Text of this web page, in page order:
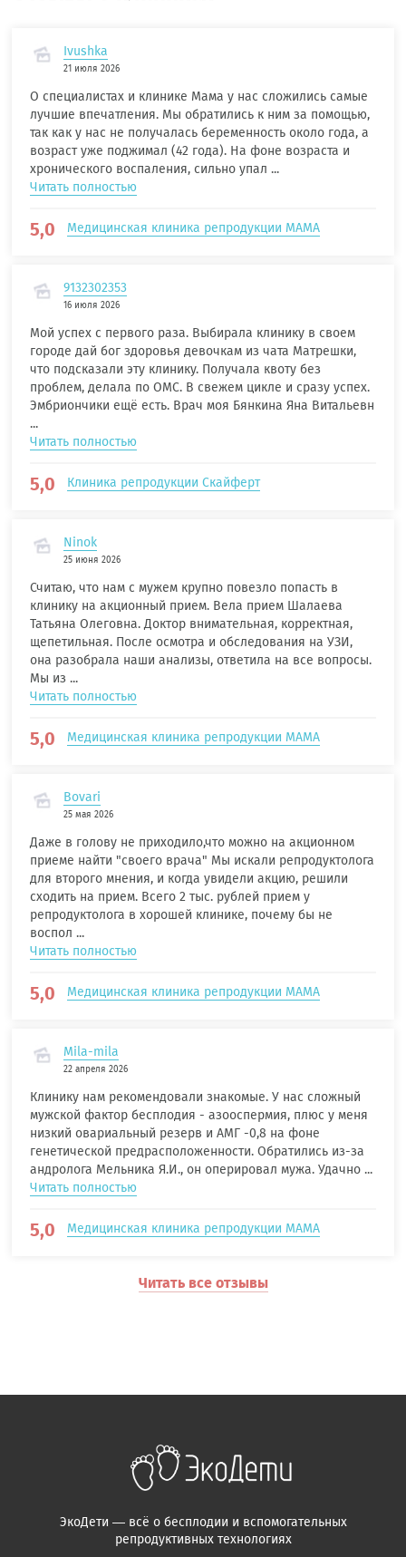
Ivushka
21 июля 2026
О специалистах и клинике Мама у нас сложились самые
лучшие впечатления. Мы обратились к ним за помощью,
так как у нас не получалась беременность около года, а
возраст уже поджимал (42 года). На фоне возраста и
хронического воспаления, сильно упал ...
Читать полностью
5,0 Медицинская клиника репродукции МАМА
9132302353
16 июля 2026
Мой успех с первого раза. Выбирала клинику в своем
городе дай бог здоровья девочкам из чата Матрешки,
что подсказали эту клинику. Получала квоту без
проблем, делала по ОМС. В свежем цикле и сразу успех.
Эмбриончики ещё есть. Врач моя Бянкина Яна Витальевн
...
Читать полностью
5,0 Клиника репродукции Скайферт
Ninok
25 июня 2026
Считаю, что нам с мужем крупно повезло попасть в
клинику на акционный прием. Вела прием Шалаева
Татьяна Олеговна. Доктор внимательная, корректная,
щепетильная. После осмотра и обследования на УЗИ,
она разобрала наши анализы, ответила на все вопросы.
Мы из ...
Читать полностью
5,0 Медицинская клиника репродукции МАМА
Bovari
25 мая 2026
Даже в голову не приходило,что можно на акционном
приеме найти "своего врача" Мы искали репродуктолога
для второго мнения, и когда увидели акцию, решили
сходить на прием. Всего 2 тыс. рублей прием у
репродуктолога в хорошей клинике, почему бы не
воспол ...
Читать полностью
5,0 Медицинская клиника репродукции МАМА
Mila-mila
22 апреля 2026
Клинику нам рекомендовали знакомые. У нас сложный
мужской фактор бесплодия - азооспермия, плюс у меня
низкий овариальный резерв и АМГ -0,8 на фоне
генетической предрасположенности. Обратились из-за
андролога Мельника Я.И., он оперировал мужа. Удачно ...
Читать полностью
5,0 Медицинская клиника репродукции МАМА
Читать все отзывы
ЭкоДети — всё о бесплодии и вспомогательных
репродуктивных технологиях